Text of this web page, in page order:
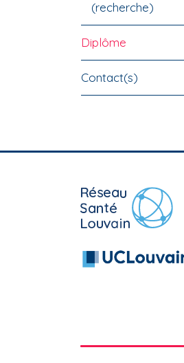
(recherche)
Diplôme
Contact(s)